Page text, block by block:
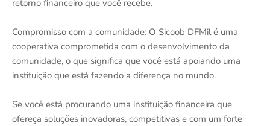
retorno financeiro que você recebe.
Compromisso com a comunidade: O Sicoob DFMil é uma
cooperativa comprometida com o desenvolvimento da
comunidade, o que significa que você está apoiando uma
instituição que está fazendo a diferença no mundo.
Se você está procurando uma instituição financeira que
ofereça soluções inovadoras, competitivas e com um forte